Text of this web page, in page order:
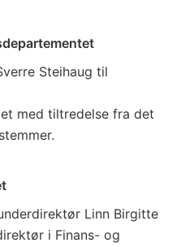
Steihaug til
med tiltredelse fra det
Linn Birgitte
i Finans- og